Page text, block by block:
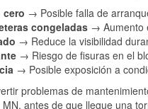
cero → Posible falla de
congeladas → Aumento
→ Reduce la visibilidad
→ Riesgo de fisuras en el
→ Posible exposición a
problemas de
MN, antes de que llegue una